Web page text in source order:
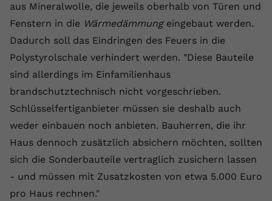
aus Mineralwolle, die jeweils oberhalb von Türen und
Fenstern in die Wärmedämmungeingebaut werden.
Dadurch soll das Eindringen des Feuers in die
Polystyrolschale verhindert werden. "Diese Bauteile
sind allerdings im Einfamilienhaus
brandschutztechnisch nicht vorgeschrieben.
Schlüsselfertiganbieter müssen sie deshalb auch
weder einbauen noch anbieten. Bauherren, die ihr
Haus dennoch zusätzlich absichern möchten, sollten
sich die Sonderbauteile vertraglich zusichern lassen
- und müssen mit Zusatzkosten von etwa 5.000 Euro
pro Haus rechnen."
Anbieter Youtube.com
Zweck
Dieser von YouTube gesetzte Cookie
registriert eine eindeutige ID, um
Daten darüber zu speichern, welche
gesehen hat.
Anbieter Youtube.com